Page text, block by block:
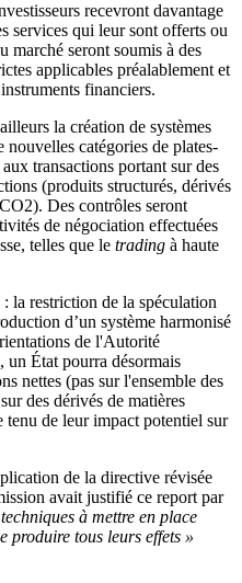
recevront davantage
services qui leur sont offerts ou
marché seront soumis à des
applicables préalablement et
financiers.
la création de systèmes
catégories de plates-
transactions portant sur des
(produits structurés, dérivés
Des contrôles seront
de négociation effectuées
telles que le trading à haute
la restriction de la spéculation
d’un système harmonisé
de l'Autorité
un État pourra désormais
nettes (pas sur l'ensemble des
des dérivés de matières
tenu de leur impact potentiel sur
de la directive révisée
avait justifié ce report par
à mettre en place
produire tous leurs effets »